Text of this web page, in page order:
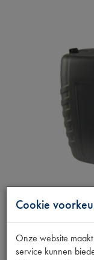
ATF-
F 20L
Cookie
Onze website
service kunnen